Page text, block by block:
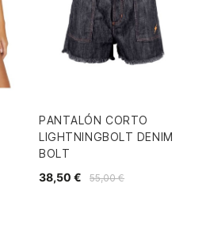
PANTALÓN CORTO
LIGHTNINGBOLT DENIM
BOLT
55,00 €
38,50 €